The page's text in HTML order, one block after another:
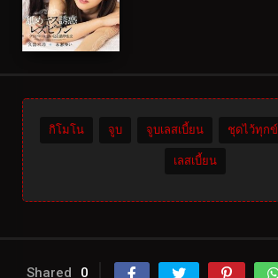
กิโมโน จูบ จูบเลสเบี้ยน ชุดไว้ทุกข์
เลสเบี้ยน
Shared 0